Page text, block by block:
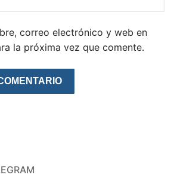
correo electrónico y web en
la próxima vez que comente.